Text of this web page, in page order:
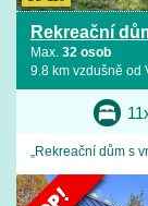
Rekreační
Max. 32 osob
9.8 km vzdušně od
„Rekreační dům s